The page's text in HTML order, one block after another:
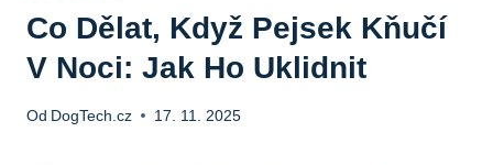
Co Dělat, Když Pejsek Kňučí
V Noci: Jak Ho Uklidnit
Od DogTech.cz 17. 11. 2025